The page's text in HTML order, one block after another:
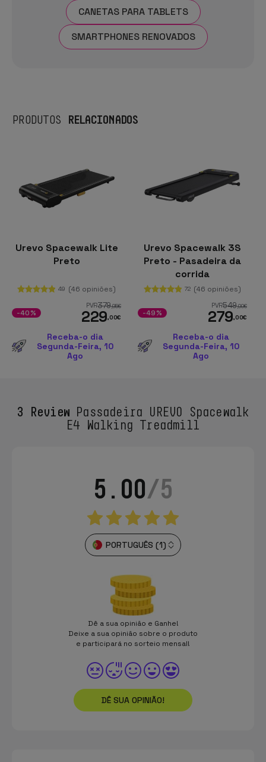
CANETAS PARA TABLETS
SMARTPHONES RENOVADOS
PRODUTOS RELACIONADOS
Urevo Spacewalk Lite
Preto
49 (46 opiniões)
PVR379,95€
229,00€
-40%
Receba-o dia
Segunda-Feira, 10
Ago
Urevo Spacewalk 3S
Preto - Pasadeira da
corrida
72 (46 opiniões)
PVR549,00€
279,00€
-49%
Receba-o dia
Segunda-Feira, 10
Ago
3 Review Passadeira UREVO Spacewalk
E4 Walking Treadmill
5.00/5
PORTUGUÊS (1)
Dê a sua opinião e Ganhe!
Deixe a sua opinião sobre o produto
e participará no sorteio mensal!
DÊ SUA OPINIÃO!